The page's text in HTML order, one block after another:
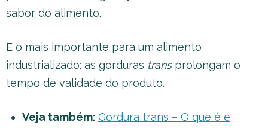
sabor do alimento.
E o mais importante para um alimento
industrializado: as gorduras trans prolongam o
tempo de validade do produto.
Veja também: Gordura trans – O que é e